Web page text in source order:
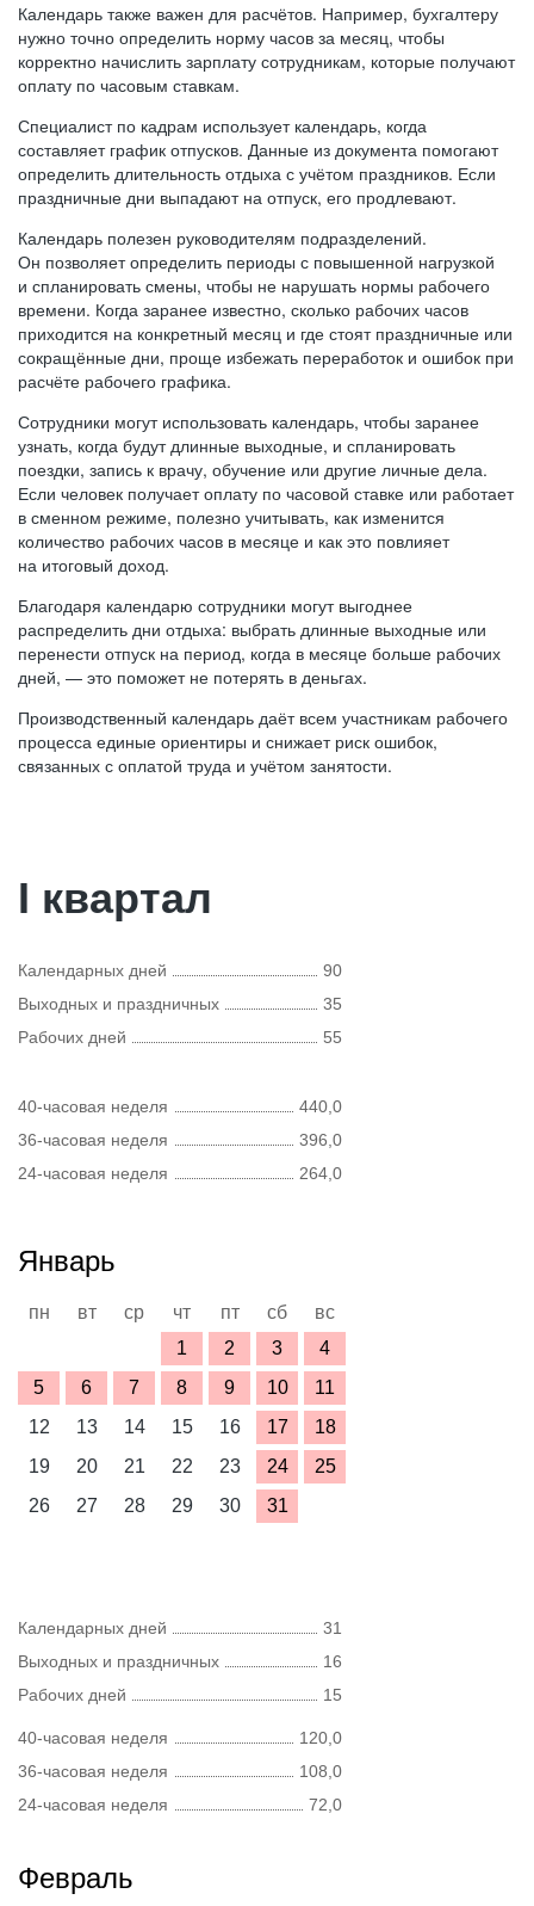
Календарь также важен для расчётов. Например, бухгалтеру
нужно точно определить норму часов за месяц, чтобы
корректно начислить зарплату сотрудникам, которые получают
оплату по часовым ставкам.
Специалист по кадрам использует календарь, когда
составляет график отпусков. Данные из документа помогают
определить длительность отдыха с учётом праздников. Если
праздничные дни выпадают на отпуск, его продлевают.
Календарь полезен руководителям подразделений.
Он позволяет определить периоды с повышенной нагрузкой
и спланировать смены, чтобы не нарушать нормы рабочего
времени. Когда заранее известно, сколько рабочих часов
приходится на конкретный месяц и где стоят праздничные или
сокращённые дни, проще избежать переработок и ошибок при
расчёте рабочего графика.
Сотрудники могут использовать календарь, чтобы заранее
узнать, когда будут длинные выходные, и спланировать
поездки, запись к врачу, обучение или другие личные дела.
Если человек получает оплату по часовой ставке или работает
в сменном режиме, полезно учитывать, как изменится
количество рабочих часов в месяце и как это повлияет
на итоговый доход.
Благодаря календарю сотрудники могут выгоднее
распределить дни отдыха: выбрать длинные выходные или
перенести отпуск на период, когда в месяце больше рабочих
дней, — это поможет не потерять в деньгах.
Производственный календарь даёт всем участникам рабочего
процесса единые ориентиры и снижает риск ошибок,
связанных с оплатой труда и учётом занятости.
I квартал
Календарных дней
90
Выходных и праздничных
35
Рабочих дней
55
40-часовая неделя
440,0
36-часовая неделя
396,0
24-часовая неделя
264,0
Январь
пн вт ср чт пт сб
вс
1
2 3
4
5
6 7 8 9 10
11
12
13 14 15 16 17
18
19
20 21 22 23 24
25
26
27 28 29 30 31
Календарных дней
31
Выходных и праздничных
16
Рабочих дней
15
40-часовая неделя
120,0
36-часовая неделя
108,0
24-часовая неделя
72,0
Февраль